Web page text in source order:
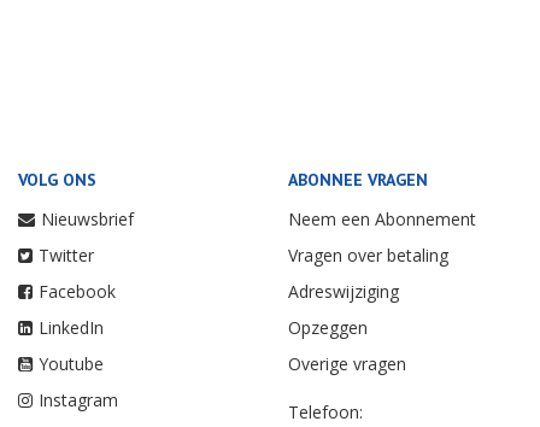
VOLG ONS
Nieuwsbrief
Twitter
Facebook
LinkedIn
Youtube
Instagram
ABONNEE VRAGEN
Neem een Abonnement
Vragen over betaling
Adreswijziging
Opzeggen
Overige vragen
Telefoon: